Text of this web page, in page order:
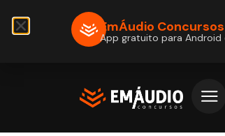
EmÁudio Concursos
App gratuito para Android